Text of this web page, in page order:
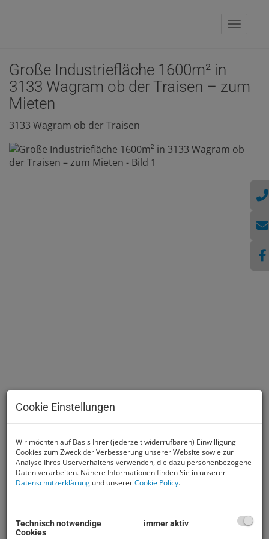
Große Industriefläche 1600m² in
3133 Wagram ob der Traisen – zum
Mieten
3133 Wagram ob der Traisen
Beschreibung
Diese Industriefläche im
großzügigen 1600 m² bietet
Cookie Einstellungen
Wir möchten auf Basis Ihrer (jederzeit widerrufbaren) Einwilligung
Cookies zum Zweck der Verbesserung unserer Website sowie zur
Analyse Ihres Userverhaltens verwenden, die dazu personenbezogene
Daten verarbeiten. Nähere Informationen finden Sie in unserer
Datenschutzerklärung und unsererCookie Policy.
Technisch notwendige
Cookies
immer aktiv